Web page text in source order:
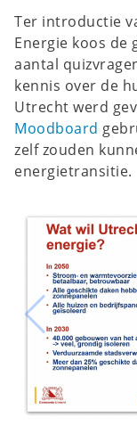
Ter introductie
Energie koos de
aantal
kennis over de
Utrecht werd
Moodboard
zelf zouden
energietransitie.